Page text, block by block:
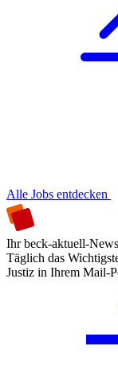
Alle Jobs entdecken
Ihr beck-aktuell-
Täglich das
Justiz in Ihrem Mail-